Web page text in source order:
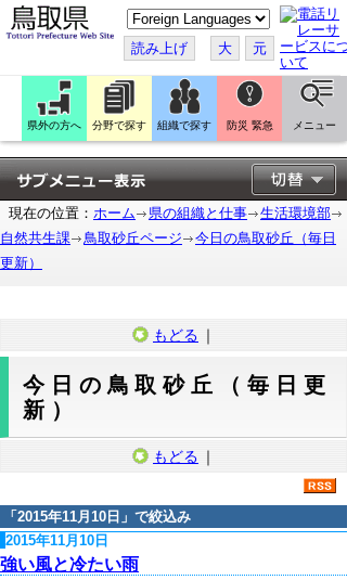
こ
の
ペ
ー
ジ
翻
訳
す
る
読み上げ 大 元
県外の方へ 分野で探す 組織で探す 防災 緊急 メニュー
現在の位置： ホーム 県の組織と仕事
生活環境部
自然共生課
鳥取砂丘ページ
今日の鳥取砂丘（毎日
更新）
もどる ｜
今日の鳥取砂丘（毎日更
新）
もどる ｜
「 2015年11月10日 」で絞込み
2015年11月10日
強い風と冷たい雨